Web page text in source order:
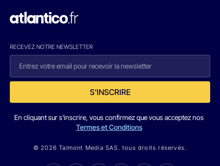
RECEVEZ NOTRE NEWSLETTER
S'INSCRIRE
En cliquant sur s'inscrire, vous confirmez que vous acceptez nos
Termes et Conditions
© 2026 Talmont Media SAS. tous droits réservés.